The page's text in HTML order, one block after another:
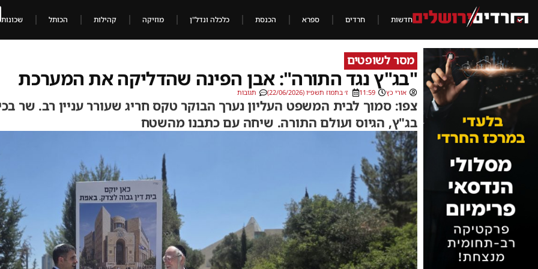
חדשות חרדים ספרא הכנסת כלכלה ונדל"ן מוזיקה קהילות הכותל שכונות
מסר לשופטים
"בג"ץ נגד התורה": אבן הפינה שהדליקה את המערכת
אורי כץ 11:59 ז׳ בתמוז תשפ״ו (22/06/2026) תגובות
צפו: סמוך לבית המשפט העליון נערך הבוקר טקס חריג שעורר עניין רב. שר
בג"ץ, הגיוס ועולם התורה. שיחה עם כתבנו מהשטח